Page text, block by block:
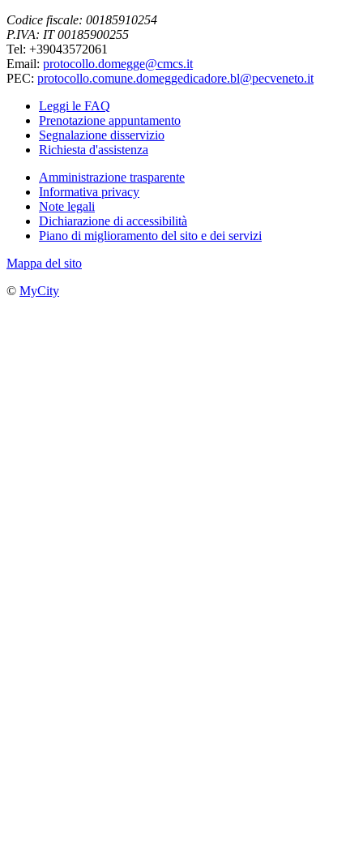
Codice fiscale: 00185910254
P.IVA: IT 00185900255
Tel: +39043572061
Email: protocollo.domegge@cmcs.it
PEC: protocollo.comune.domeggedicadore.bl@pecveneto.it
Leggi le FAQ
Prenotazione appuntamento
Segnalazione disservizio
Richiesta d'assistenza
Amministrazione trasparente
Informativa privacy
Note legali
Dichiarazione di accessibilità
Piano di miglioramento del sito e dei servizi
Mappa del sito
© MyCity